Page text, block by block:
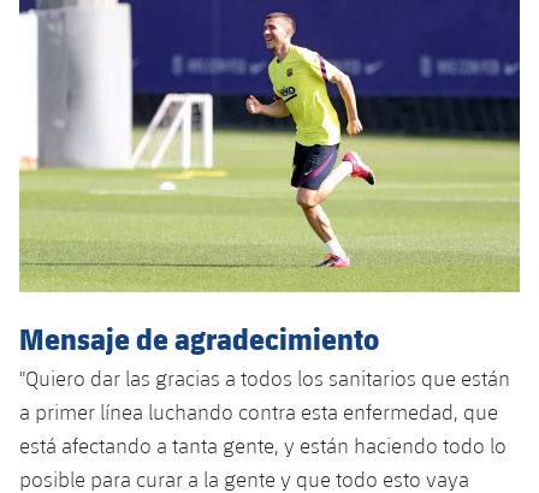
Mensaje de agradecimiento
"Quiero dar las gracias a todos los sanitarios que están
a primer línea luchando contra esta enfermedad, que
está afectando a tanta gente, y están haciendo todo lo
posible para curar a la gente y que todo esto vaya